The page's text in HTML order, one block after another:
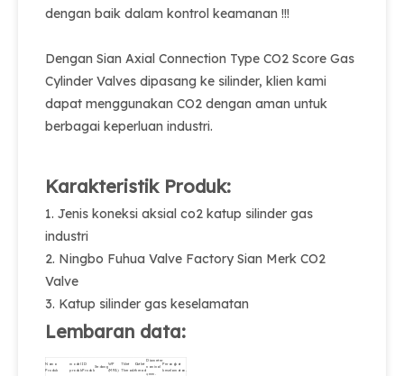
dengan baik dalam kontrol keamanan !!!
Dengan Sian Axial Connection Type CO2 Score Gas
Cylinder Valves dipasang ke silinder, klien kami
dapat menggunakan CO2 dengan aman untuk
berbagai keperluan industri.
Karakteristik Produk:
1. Jenis koneksi aksial co2 katup silinder gas
industri
2. Ningbo Fuhua Valve Factory Sian Merk CO2
Valve
3. Katup silinder gas keselamatan
Lembaran data:
Nama
Produk
model
produk
ID
Produk
Sedang
WP
(MPA)
Thlet
Thread.
Outlet
thread.
Diameter
nominal
φmm.
Perangkat
keselamatan.